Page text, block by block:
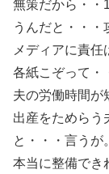
無策だから・・
うんだと・・・
メディアに責任
各紙こぞって・
夫の労働時間が
出産をためらう
と・・・言うが。
本当に整備でき